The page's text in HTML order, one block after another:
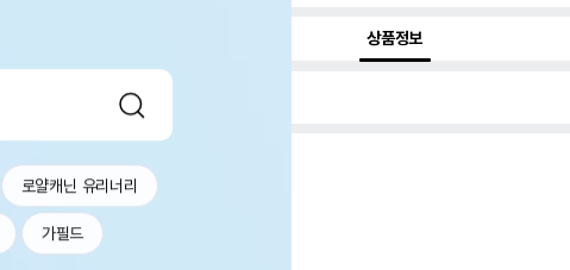
로얄캐닌 유리너리
가필드
상품정보